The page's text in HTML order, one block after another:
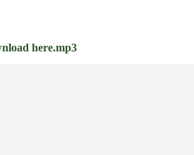
here.mp3